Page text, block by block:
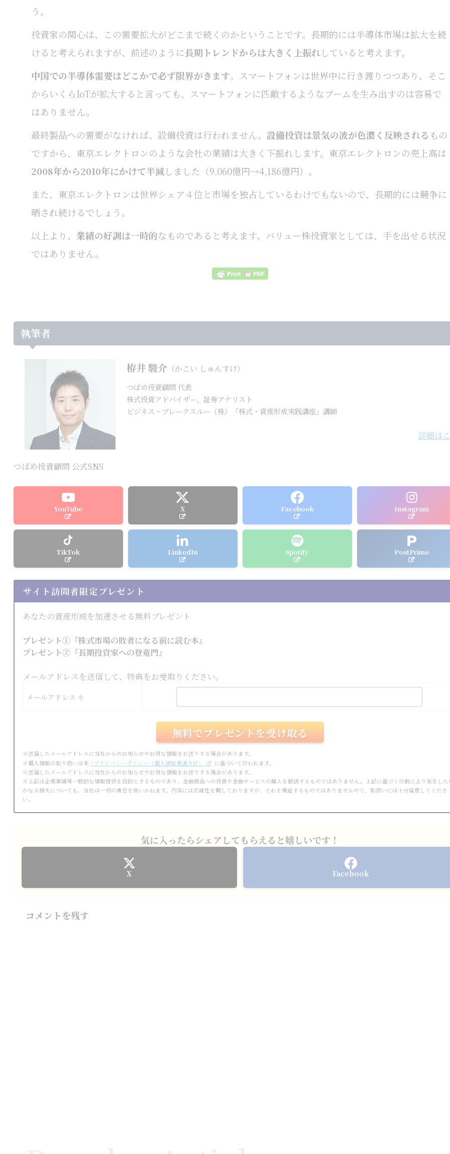
う。
投資家の関心は、この需要拡大がどこまで続くのかということです。長期的には半導体市場は拡大を続
けると考えられますが、前述のように長期トレンドからは大きく上振れしていると考えます。
中国での半導体需要はどこかで必ず限界がきます。スマートフォンは世界中に行き渡りつつあり、そこ
からいくらIoTが拡大すると言っても、スマートフォンに匹敵するようなブームを生み出すのは容易で
はありません。
最終製品への需要がなければ、設備投資は行われません。設備投資は景気の波が色濃く反映される もの
ですから、東京エレクトロンのような会社の業績は大きく下振れします。東京エレクトロンの売上高は
2008年から2010年にかけて半減しました（9,060億円→4,186億円）。
また、東京エレクトロンは世界シェア４位と市場を独占しているわけでもないので、長期的には競争に
晒され続けるでしょう。
以上より、業績の好調は一時的なものであると考えます。バリュー株投資家としては、手を出せる状況
ではありません。
執筆者
栫井 駿介 （かこい しゅんすけ）
つばめ投資顧問 代表
株式投資アドバイザー、証券アナリスト
ビジネス・ブレークスルー（株）「株式・資産形成実践講座」講師
詳細は
つばめ投資顧問 公式SNS
YouTube X Facebook Instagram
TikTok LinkedIn Spotify PostPrime
サイト訪問者限定プレゼント
あなたの資産形成を加速させる無料プレゼント
プレゼント①『株式市場の敗者になる前に読む本』
プレゼント②『長期投資家への登竜門』
メールアドレスを送信して、特典をお受取りください。
メールアドレス ＊
※送信したメールアドレスに当社からのお知らせやお得な情報をお送りする場合があります。
※個人情報の取り扱いは本 >プライバシーポリシー（個人情報保護方針）
に基づいて行われます。
※送信したメールアドレスに当社からのお知らせやお得な情報をお送りする場合があります。
※上記は企業業績等一般的な情報提供を目的とするものであり、金融商品への投資や金融サービスの購入を勧誘するものではありません。上記に基づく行動により発生した
かなる損失についても、当社は一切の責任を負いかねます。内容には正確性を期しておりますが、それを保証するものではありませんので、取扱いには十分留意してくださ
い。
気に入ったらシェアしてもらえると嬉しいです！
X Facebook
コメントを残す